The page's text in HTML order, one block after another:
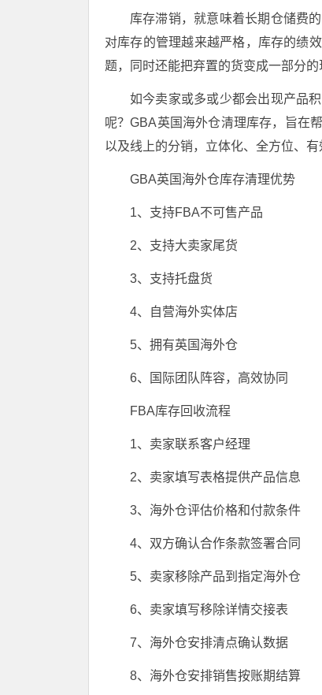
库存滞销，就意味着长期仓储费
对库存的管理越来越严格，库存的绩
题，同时还能把弃置的货变成一部分的
如今卖家或多或少都会出现产品
呢？GBA英国海外仓清理库存，旨在
以及线上的分销，立体化、全方位、有
GBA英国海外仓库存清理优势
1、支持FBA不可售产品
2、支持大卖家尾货
3、支持托盘货
4、自营海外实体店
5、拥有英国海外仓
6、国际团队阵容，高效协同
FBA库存回收流程
1、卖家联系客户经理
2、卖家填写表格提供产品信息
3、海外仓评估价格和付款条件
4、双方确认合作条款签署合同
5、卖家移除产品到指定海外仓
6、卖家填写移除详情交接表
7、海外仓安排清点确认数据
8、海外仓安排销售按账期结算